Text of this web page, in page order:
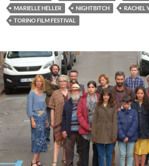
MARIELLE HELLER
NIGHTBITCH RACHEL
TORINO FILM FESTIVAL